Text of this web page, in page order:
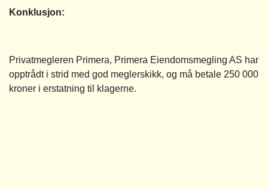
Konklusjon:
Privatmegleren Primera, Primera Eiendomsmegling AS har
opptrådt i strid med god meglerskikk, og må betale 250 000
kroner i erstatning til klagerne.